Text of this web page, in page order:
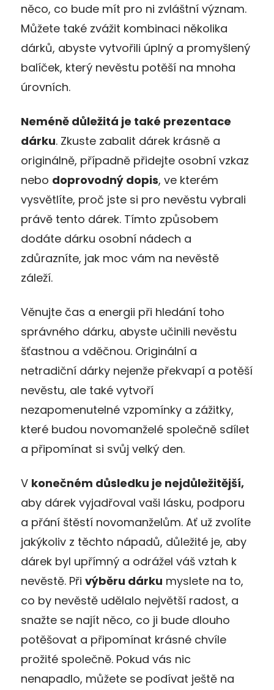
něco, co bude mít pro ni zvláštní význam.
Můžete také zvážit kombinaci několika
dárků, abyste vytvořili úplný a promyšlený
balíček, který nevěstu potěší na mnoha
úrovních.
Neméně důležitá je také prezentace
dárku. Zkuste zabalit dárek krásně a
originálně, případně přidejte osobní vzkaz
nebo doprovodný dopis, ve kterém
vysvětlíte, proč jste si pro nevěstu vybrali
právě tento dárek. Tímto způsobem
dodáte dárku osobní nádech a
zdůrazníte, jak moc vám na nevěstě
záleží.
Věnujte čas a energii při hledání toho
správného dárku, abyste učinili nevěstu
šťastnou a vděčnou. Originální a
netradiční dárky nejenže překvapí a potěší
nevěstu, ale také vytvoří
nezapomenutelné vzpomínky a zážitky,
které budou novomanželé společně sdílet
a připomínat si svůj velký den.
V konečném důsledku je nejdůležitější,
aby dárek vyjadřoval vaši lásku, podporu
a přání štěstí novomanželům. Ať už zvolíte
jakýkoliv z těchto nápadů, důležité je, aby
dárek byl upřímný a odrážel váš vztah k
nevěstě. Při výběru dárku myslete na to,
co by nevěstě udělalo největší radost, a
snažte se najít něco, co ji bude dlouho
potěšovat a připomínat krásné chvíle
prožité společně. Pokud vás nic
nenapadlo, můžete se podívat ještě na